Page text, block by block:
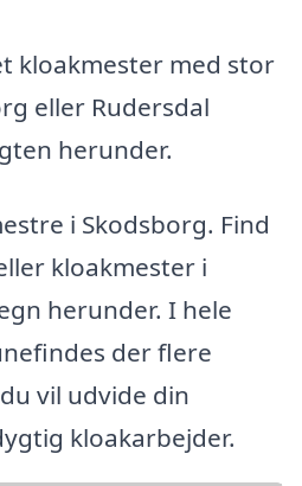
kloakmester med stor
eller Rudersdal
herunder.
i Skodsborg. Find
kloakmester i
herunder. I hele
der flere
vil udvide din
kloakarbejder.